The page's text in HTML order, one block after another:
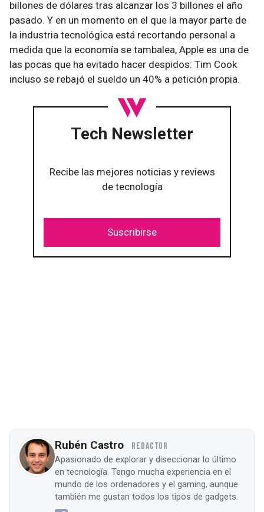
billones de dólares tras alcanzar los 3 billones el año
pasado. Y en un momento en el que la mayor parte de
la industria tecnológica está recortando personal a
medida que la economía se tambalea, Apple es una de
las pocas que ha evitado hacer despidos: Tim Cook
incluso se rebajó el sueldo un 40% a petición propia.
Tech Newsletter
Recibe las mejores noticias y reviews
de tecnología
Suscribirse
Rubén Castro REDACTOR
Apasionado de explorar y diseccionar lo último
en tecnología. Tengo mucha experiencia en el
mundo de los ordenadores y el gaming, aunque
también me gustan todos los tipos de gadgets.